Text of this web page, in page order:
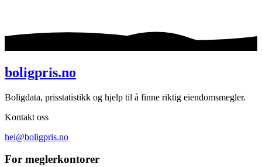
boligpris.no
Boligdata, prisstatistikk og hjelp til å finne riktig eiendomsmegler.
Kontakt oss
hei@boligpris.no
For meglerkontorer